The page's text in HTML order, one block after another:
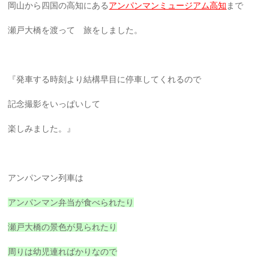
岡山から四国の高知にあるアンパンマンミュージアム高知まで
瀬戸大橋を渡って 旅をしました。
『発車する時刻より結構早目に停車してくれるので
記念撮影をいっぱいして
楽しみました。』
アンパンマン列車は
アンパンマン弁当が食べられたり
瀬戸大橋の景色が見られたり
周りは幼児連ればかりなので